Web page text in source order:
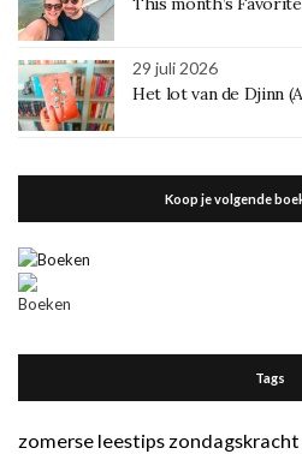
29 juli 2026
Het lot van de Djinn
Koop je volgende
Tags
zomerse leestips zondagskracht